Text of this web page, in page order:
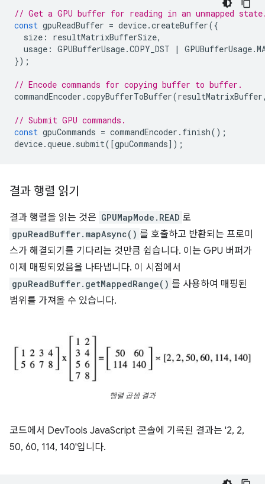
// Get a GPU buffer for reading in an unmapped
const gpuReadBuffer = device.createBuffer({
size : resultMatrixBufferSize,
usage : GPUBufferUsage.COPY_DST | GPUBufferUsage.
});
// Encode commands for copying buffer to buffer.
commandEncoder .copyBufferToBuffer(resultMatrixBuffer
// Submit GPU commands.
const gpuCommands = commandEncoder . finish();
device.queue. submit([gpuCommands]);
결과 행렬 읽기
결과 행렬을 읽는 것은 GPUMapMode.READ 로
gpuReadBuffer.mapAsync() 를 호출하고 반환되는 프로미
스가 해결되기를 기다리는 것만큼 쉽습니다. 이는 GPU 버퍼가
이제 매핑되었음을 나타냅니다. 이 시점에서
gpuReadBuffer.getMappedRange() 를 사용하여 매핑된
범위를 가져올 수 있습니다.
행렬 곱셈 결과
코드에서 DevTools JavaScript 콘솔에 기록된 결과는 '2, 2,
50, 60, 114, 140'입니다.